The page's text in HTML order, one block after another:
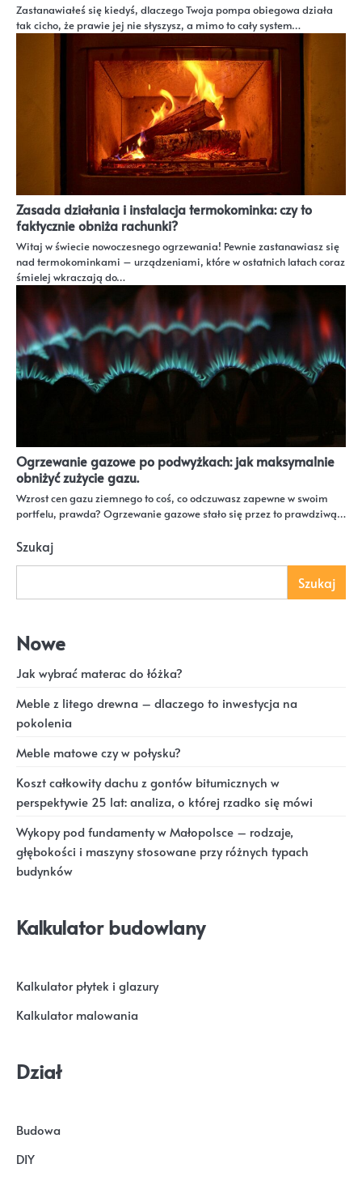
Zastanawiałeś się kiedyś, dlaczego Twoja pompa obiegowa działa
tak cicho, że prawie jej nie słyszysz, a mimo to cały system…
Zasada działania i instalacja termokominka: czy to
faktycznie obniża rachunki?
Witaj w świecie nowoczesnego ogrzewania! Pewnie zastanawiasz się
nad termokominkami – urządzeniami, które w ostatnich latach coraz
śmielej wkraczają do…
Ogrzewanie gazowe po podwyżkach: jak maksymalnie
obniżyć zużycie gazu.
Wzrost cen gazu ziemnego to coś, co odczuwasz zapewne w swoim
portfelu, prawda? Ogrzewanie gazowe stało się przez to prawdziwą…
Szukaj
Szukaj
Nowe
Jak wybrać materac do łóżka?
Meble z litego drewna – dlaczego to inwestycja na
pokolenia
Meble matowe czy w połysku?
Koszt całkowity dachu z gontów bitumicznych w
perspektywie 25 lat: analiza, o której rzadko się mówi
Wykopy pod fundamenty w Małopolsce – rodzaje,
głębokości i maszyny stosowane przy różnych typach
budynków
Kalkulator budowlany
Kalkulator płytek i glazury
Kalkulator malowania
Dział
Budowa
DIY